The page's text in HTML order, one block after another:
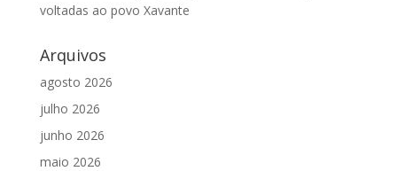
voltadas ao povo Xavante
Arquivos
agosto 2026
julho 2026
junho 2026
maio 2026